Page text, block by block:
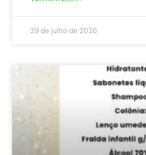
29 de julho de 2026